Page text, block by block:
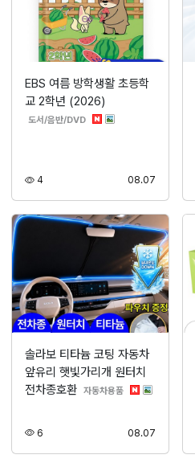
EBS 여름 방학생활 초등학
교 2학년 (2026)
도서/음반/DVD분류
4조회 08.07
솔라보 티타늄 코팅 자동차
앞유리 햇빛가리개 원터치
전차종호환 자동차용품분류
6조회 08.07